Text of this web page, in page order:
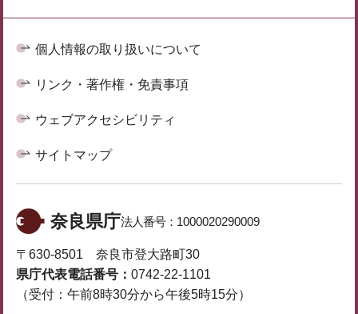
個人情報の取り扱いについて
リンク・著作権・免責事項
ウェブアクセシビリティ
サイトマップ
奈良県庁法人番号： 1000020290009
〒630-8501 奈良市登大路町30
県庁代表電話番号： 0742-22-1101
（受付：午前8時30分から午後5時15分）